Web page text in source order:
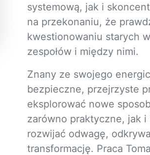
systemową, jak i
na przekonaniu, że
kwestionowaniu starych
zespołów i między nimi.
Znany ze swojego
bezpieczne, przejrzyste
eksplorować nowe
zarówno praktyczne, jak
rozwijać odwagę,
transformację. Praca